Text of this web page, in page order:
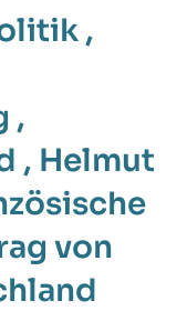
,
,
, Helmut
von